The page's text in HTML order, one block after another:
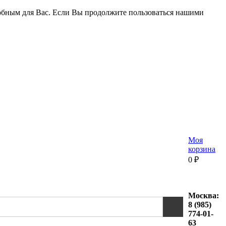
для Вас. Если Вы продолжите пользоваться нашими
Моя
корзина
0 ₽
Москва:
8 (985)
774-01-
63